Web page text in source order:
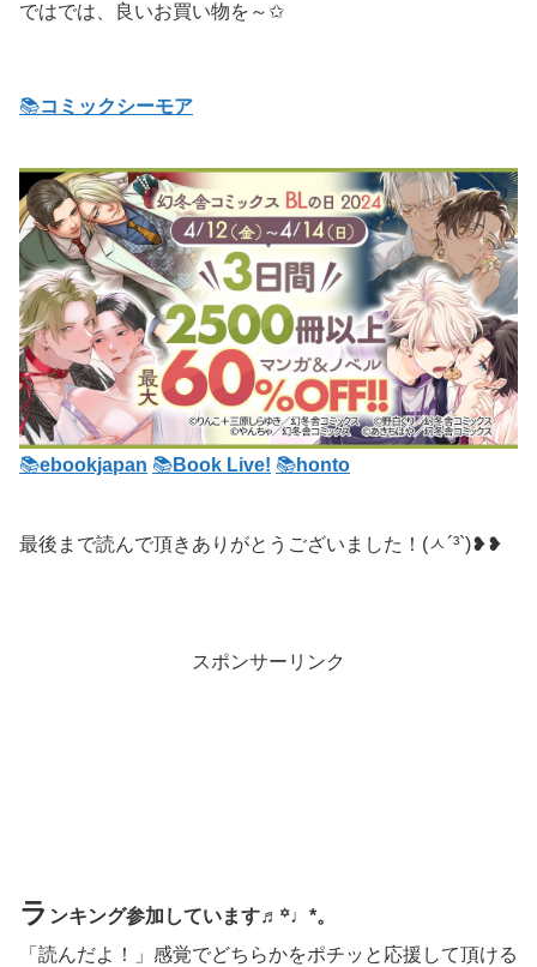
ではでは、良いお買い物を～✩
📚コミックシーモア
📚ebookjapan 📚Book Live! 📚honto
最後まで読んで頂きありがとうございました！(ㅅ´³`)❥❥
スポンサーリンク
ラ ンキング参加しています♬꙳♩*。
「読んだよ！」感覚でどちらかをポチッと応援して頂ける